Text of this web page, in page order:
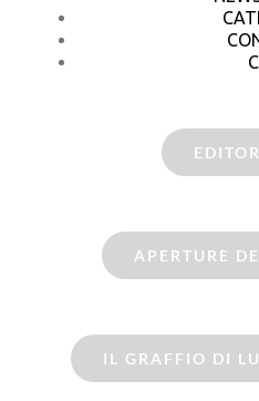
APERTURE
IL GRAFFIO DI